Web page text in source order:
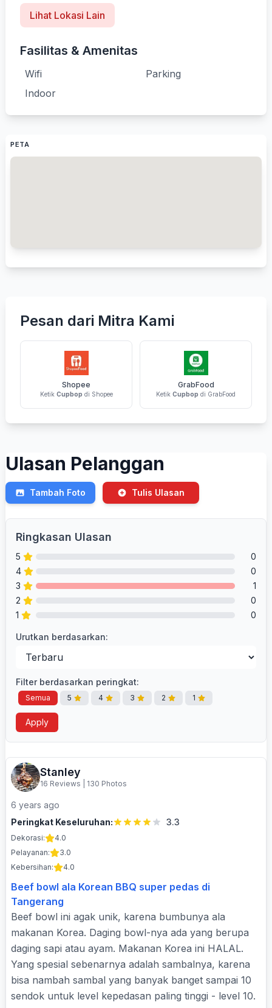
Lihat Lokasi Lain
Fasilitas & Amenitas
Wifi
Parking
Indoor
PETA
Pesan dari Mitra Kami
Shopee
Ketik Cupbop di Shopee
GrabFood
Ketik Cupbop di GrabFood
Ulasan Pelanggan
Tambah Foto Tulis Ulasan
Ringkasan Ulasan
5
0
4
0
3
1
2
0
1
0
Urutkan berdasarkan:
Filter berdasarkan peringkat:
Semua 5 4 3 2 1
Apply
Stanley
16 Reviews 130 Photos
6 years ago
Peringkat Keseluruhan:
3.3
Dekorasi:
4.0
Pelayanan:
3.0
Kebersihan:
4.0
Beef bowl ala Korean BBQ super pedas di
Tangerang
Beef bowl ini agak unik, karena bumbunya ala
makanan Korea. Daging bowl-nya ada yang berupa
daging sapi atau ayam. Makanan Korea ini HALAL.
Yang spesial sebenarnya adalah sambalnya, karena
bisa nambah sambal yang banyak banget sampai 10
sendok untuk level kepedasan paling tinggi - level 10.